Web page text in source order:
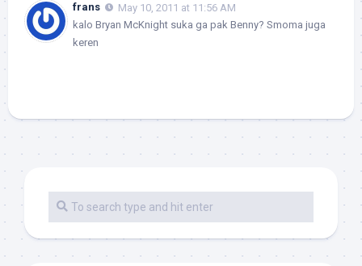
frans
May 10, 2011 at 11:56 AM
kalo Bryan McKnight suka ga pak Benny? Smoma juga
keren